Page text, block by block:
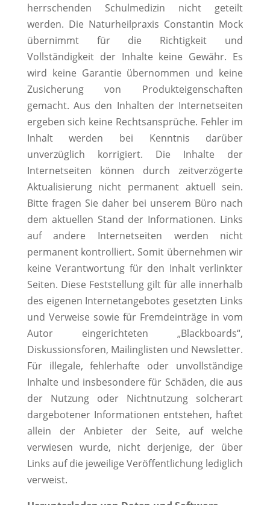
herrschenden Schulmedizin nicht geteilt
werden. Die Naturheilpraxis Constantin Mock
übernimmt für die Richtigkeit und
Vollständigkeit der Inhalte keine Gewähr. Es
wird keine Garantie übernommen und keine
Zusicherung von Produkteigenschaften
gemacht. Aus den Inhalten der Internetseiten
ergeben sich keine Rechtsansprüche. Fehler im
Inhalt werden bei Kenntnis darüber
unverzüglich korrigiert. Die Inhalte der
Internetseiten können durch zeitverzögerte
Aktualisierung nicht permanent aktuell sein.
Bitte fragen Sie daher bei unserem Büro nach
dem aktuellen Stand der Informationen. Links
auf andere Internetseiten werden nicht
permanent kontrolliert. Somit übernehmen wir
keine Verantwortung für den Inhalt verlinkter
Seiten. Diese Feststellung gilt für alle innerhalb
des eigenen Internetangebotes gesetzten Links
und Verweise sowie für Fremdeinträge in vom
Autor eingerichteten „Blackboards“,
Diskussionsforen, Mailinglisten und Newsletter.
Für illegale, fehlerhafte oder unvollständige
Inhalte und insbesondere für Schäden, die aus
der Nutzung oder Nichtnutzung solcherart
dargebotener Informationen entstehen, haftet
allein der Anbieter der Seite, auf welche
verwiesen wurde, nicht derjenige, der über
Links auf die jeweilige Veröffentlichung lediglich
verweist.